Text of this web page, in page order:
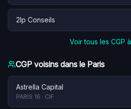
2lp Conseils
Voir tous les CGP à
CGP voisins dans le Paris
Astrella Capital
PARIS 16 · CIF